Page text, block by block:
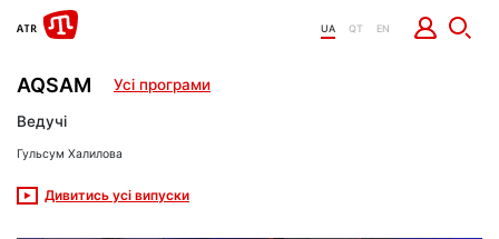
UA QT EN
AQSAM Усі програми
Ведучі
Гульсум Халилова
Дивитись усі випуски